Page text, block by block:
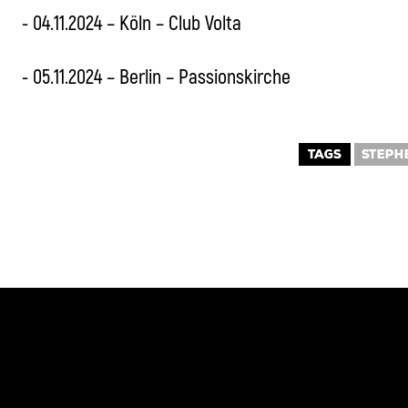
⁃ 04.11.2024 – Köln – Club Volta
⁃ 05.11.2024 – Berlin – Passionskirche
TAGS